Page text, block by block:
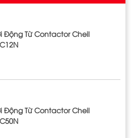
Động Từ Contactor Cheil
Động Từ Contactor Cheil